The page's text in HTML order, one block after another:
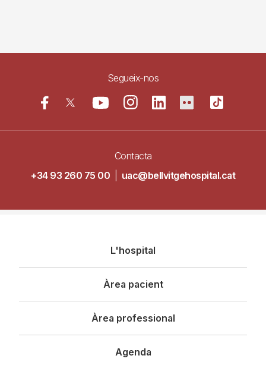
Segueix-nos
Contacta
+34 93 260 75 00
uac@bellvitgehospital.cat
principal
L'hospital
Àrea pacient
Àrea professional
Agenda